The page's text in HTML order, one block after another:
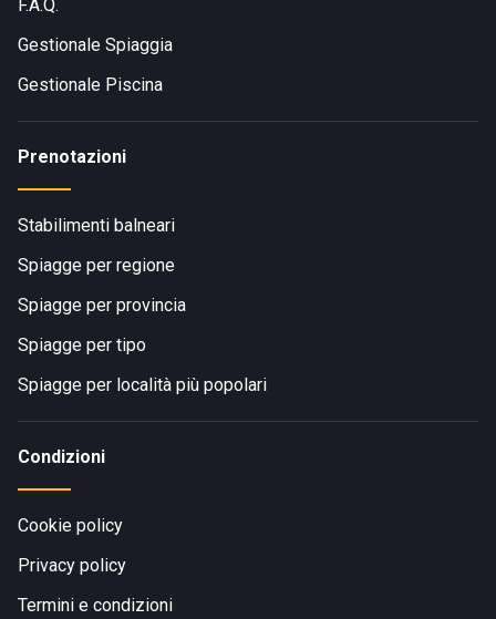
F.A.Q.
Gestionale Spiaggia
Gestionale Piscina
Prenotazioni
Stabilimenti balneari
Spiagge per regione
Spiagge per provincia
Spiagge per tipo
Spiagge per località più popolari
Condizioni
Cookie policy
Privacy policy
Termini e condizioni